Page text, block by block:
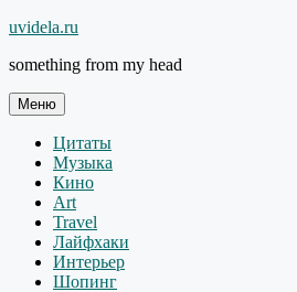
Перейти
содержимому
uvidela.ru
something from my head
Меню
Цитаты
Музыка
Кино
Art
Travel
Лайфхаки
Интерьер
Шопинг